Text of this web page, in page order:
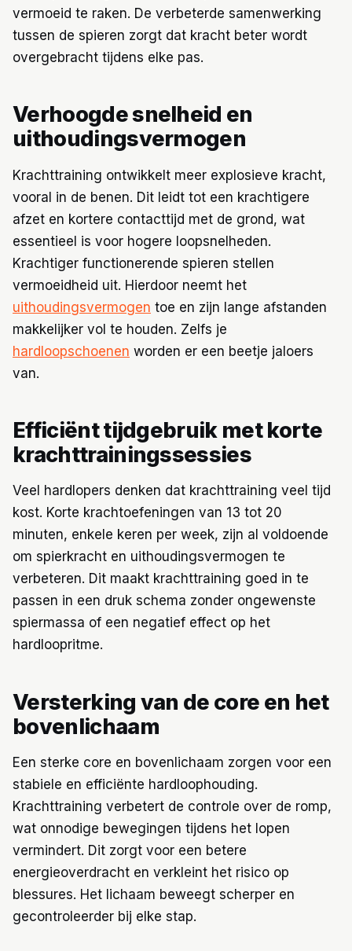
vermoeid te raken. De verbeterde samenwerking
tussen de spieren zorgt dat kracht beter wordt
overgebracht tijdens elke pas.
Verhoogde snelheid en
uithoudingsvermogen
Krachttraining ontwikkelt meer explosieve kracht,
vooral in de benen. Dit leidt tot een krachtigere
afzet en kortere contacttijd met de grond, wat
essentieel is voor hogere loopsnelheden.
Krachtiger functionerende spieren stellen
vermoeidheid uit. Hierdoor neemt het
uithoudingsvermogen toe en zijn lange afstanden
makkelijker vol te houden. Zelfs je
hardloopschoenen worden er een beetje jaloers
van.
Efficiënt tijdgebruik met korte
krachttrainingssessies
Veel hardlopers denken dat krachttraining veel tijd
kost. Korte krachtoefeningen van 13 tot 20
minuten, enkele keren per week, zijn al voldoende
om spierkracht en uithoudingsvermogen te
verbeteren. Dit maakt krachttraining goed in te
passen in een druk schema zonder ongewenste
spiermassa of een negatief effect op het
hardloopritme.
Versterking van de core en het
bovenlichaam
Een sterke core en bovenlichaam zorgen voor een
stabiele en efficiënte hardloophouding.
Krachttraining verbetert de controle over de romp,
wat onnodige bewegingen tijdens het lopen
vermindert. Dit zorgt voor een betere
energieoverdracht en verkleint het risico op
blessures. Het lichaam beweegt scherper en
gecontroleerder bij elke stap.